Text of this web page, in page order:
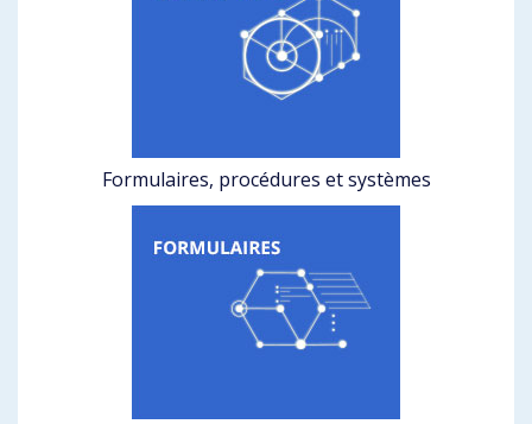
Formulaires, procédures et systèmes